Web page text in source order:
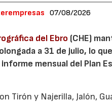
07/08/2026
del Ebro (CHE)
a 31 de julio, lo
mensual del Plan
Tirón y Najerilla, Jalón,